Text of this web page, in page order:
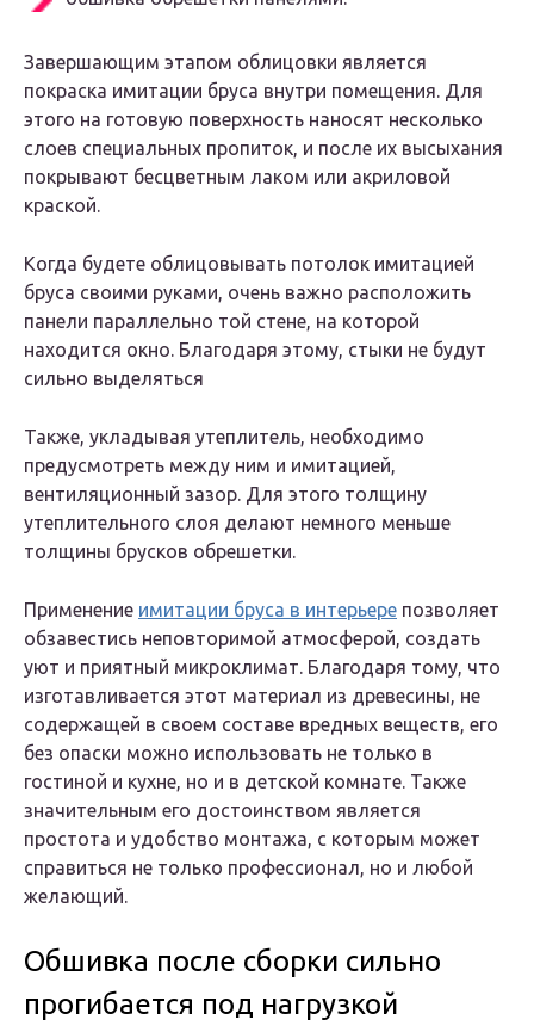
Завершающим этапом облицовки является
покраска имитации бруса внутри помещения. Для
этого на готовую поверхность наносят несколько
слоев специальных пропиток, и после их высыхания
покрывают бесцветным лаком или акриловой
краской.
Когда будете облицовывать потолок имитацией
бруса своими руками, очень важно расположить
панели параллельно той стене, на которой
находится окно. Благодаря этому, стыки не будут
сильно выделяться
Также, укладывая утеплитель, необходимо
предусмотреть между ним и имитацией,
вентиляционный зазор. Для этого толщину
утеплительного слоя делают немного меньше
толщины брусков обрешетки.
Применение имитации бруса в интерьере позволяет
обзавестись неповторимой атмосферой, создать
уют и приятный микроклимат. Благодаря тому, что
изготавливается этот материал из древесины, не
содержащей в своем составе вредных веществ, его
без опаски можно использовать не только в
гостиной и кухне, но и в детской комнате. Также
значительным его достоинством является
простота и удобство монтажа, с которым может
справиться не только профессионал, но и любой
желающий.
Обшивка после сборки сильно
прогибается под нагрузкой